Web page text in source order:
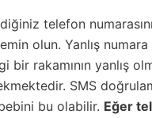
telefon
olun. Yanlış
bir rakamının yanlış
SMS
bu olabilir. Eğer